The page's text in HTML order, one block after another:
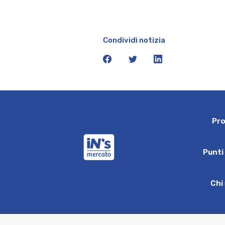
Condividi notizia
facebooktwitter
Pro
Punti
C hi